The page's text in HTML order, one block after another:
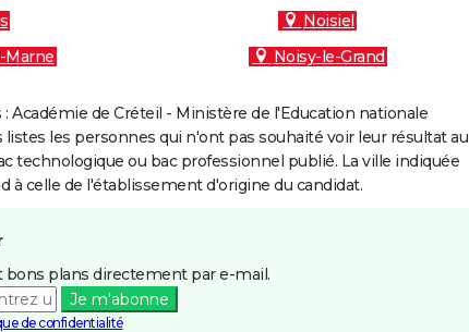
Noisiel
Marne
Noisy-le-Grand
: Académie de Créteil - Ministère de l'Education nationale
listes les personnes qui n'ont pas souhaité voir leur résultat au
technologique ou bac professionnel publié. La ville indiquée
à celle de l'établissement d'origine du candidat.
bons plans directement par e-mail.
Je m'abonne
de confidentialité